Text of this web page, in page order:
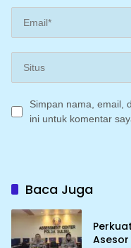
Simpan nama, email,
ini untuk komentar
Baca Juga